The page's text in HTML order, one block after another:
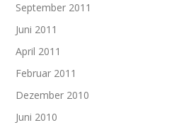
September 2011
Juni 2011
April 2011
Februar 2011
Dezember 2010
Juni 2010